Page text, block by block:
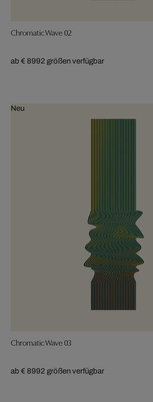
Chromatic Wave 02
ab € 8992 größen verfügbar
Neu
Chromatic Wave 03
ab € 8992 größen verfügbar